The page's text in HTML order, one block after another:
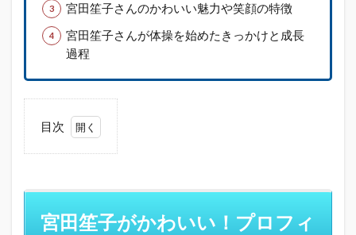
宮田笙子さんのかわいい魅力や笑顔の特徴
宮田笙子さんが体操を始めたきっかけと成長
過程
目次
がか
わい
い！
宮田笙子がかわいい！プロフィ